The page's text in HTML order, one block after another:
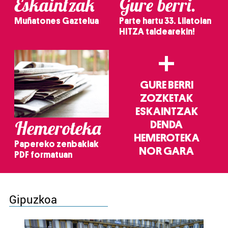
Eskaintzak
Muñatones Gaztelua
Gure berri.
Parte hartu 33. Lilatoian
HITZA taldearekin!
Hemeroteka
Papereko zenbakiak
PDF formatuan
+
GURE BERRI
ZOZKETAK
ESKAINTZAK
DENDA
HEMEROTEKA
NOR GARA
Gipuzkoa